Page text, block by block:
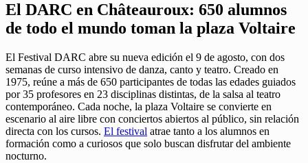
El DARC en Châteauroux: 650 alumnos
de todo el mundo toman la plaza Voltaire
El Festival DARC abre su nueva edición el 9 de agosto, con dos
semanas de curso intensivo de danza, canto y teatro. Creado en
1975, reúne a más de 650 participantes de todas las edades guiados
por 35 profesores en 23 disciplinas distintas, de la salsa al teatro
contemporáneo. Cada noche, la plaza Voltaire se convierte en
escenario al aire libre con conciertos abiertos al público, sin relación
directa con los cursos. El festival atrae tanto a los alumnos en
formación como a curiosos que solo buscan disfrutar del ambiente
nocturno.